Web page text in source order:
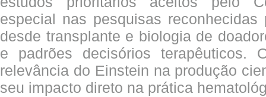
especial nas pesquisas
desde transplante e biologia de
e padrões decisórios terapêuticos.
relevância do Einstein na produção
seu impacto direto na prática